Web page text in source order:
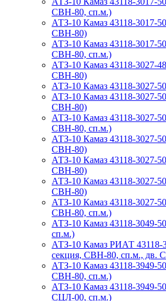
СВН-80, сп.м.)
АТЗ-10 Камаз 43118-3017-
СВН-80)
АТЗ-10 Камаз 43118-3017-
СВН-80, сп.м.)
АТЗ-10 Камаз 43118-3027-
СВН-80)
АТЗ-10 Камаз 43118-3027-
АТЗ-10 Камаз 43118-3027-
СВН-80)
АТЗ-10 Камаз 43118-3027-
СВН-80, сп.м.)
АТЗ-10 Камаз 43118-3027-
СВН-80)
АТЗ-10 Камаз 43118-3027-
СВН-80)
АТЗ-10 Камаз 43118-3027-
СВН-80)
АТЗ-10 Камаз 43118-3027-
СВН-80, сп.м.)
АТЗ-10 Камаз 43118-3049-
сп.м.)
АТЗ-10 Камаз РИАТ 43118-
секция, СВН-80, сп.м., дв.
АТЗ-10 Камаз 43118-3949-
СВН-80, сп.м.)
АТЗ-10 Камаз 43118-3949-
СЦЛ-00, сп.м.)